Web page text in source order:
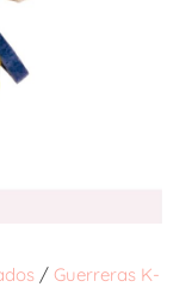
/ Guerreras K-